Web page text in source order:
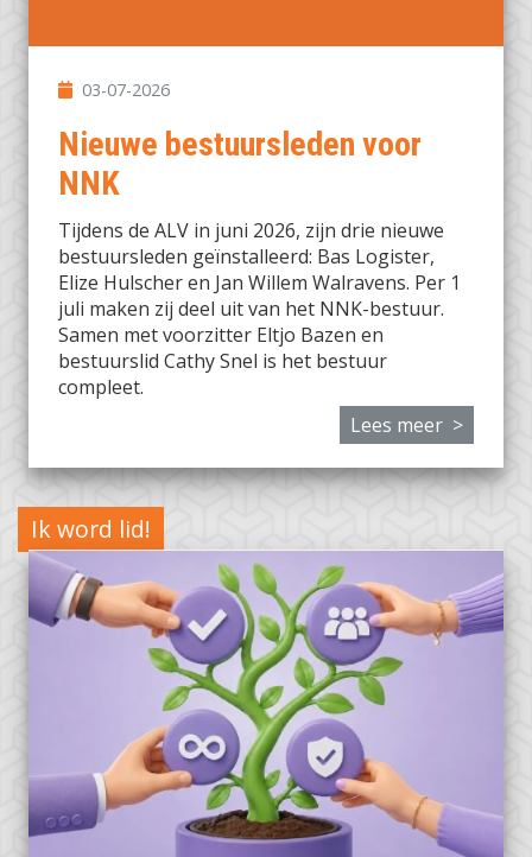
03-07-2026
Nieuwe bestuursleden voor
NNK
Tijdens de ALV in juni 2026, zijn drie nieuwe
bestuursleden geïnstalleerd: Bas Logister,
Elize Hulscher en Jan Willem Walravens. Per 1
juli maken zij deel uit van het NNK-bestuur.
Samen met voorzitter Eltjo Bazen en
bestuurslid Cathy Snel is het bestuur
compleet.
Lees meer >
Ik word lid!